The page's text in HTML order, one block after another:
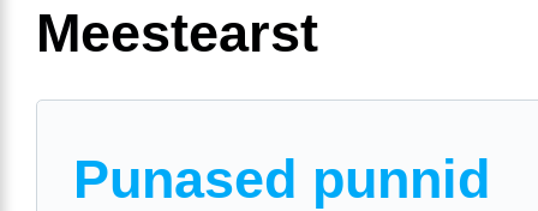
Meestearst
Punased punnid